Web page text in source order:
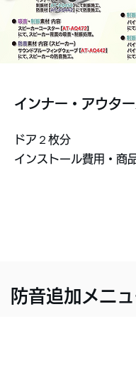
インナー・アウタ
ドア２枚分
インストール費用・商
防音追加メニ